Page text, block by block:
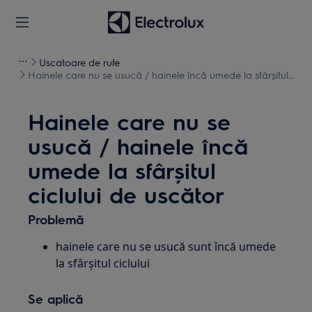
Uscatoare de rufe
Hainele care nu se usucă / hainele încă umede la sfârșitul
Hainele care nu se
usucă / hainele încă
umede la sfârșitul
ciclului de uscător
Problemă
hainele care nu se usucă sunt încă umede
la sfârșitul ciclului
Se aplică